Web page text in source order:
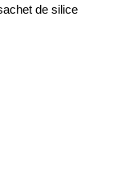
de silice